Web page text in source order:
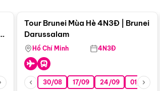
Tour Brunei Mùa Hè 4N3Đ | Brunei
Darussalam
Hồ Chí Minh 4N3Đ
30/08 17/09 24/09 01/10